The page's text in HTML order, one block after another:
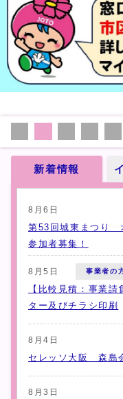
新着情報
8月6日
第53回城東まつり
参加者募集！
8月5日 事業者の
【比較見積：事業
ター及びチラシ印刷
8月4日
セレッソ大阪 森島
8月3日